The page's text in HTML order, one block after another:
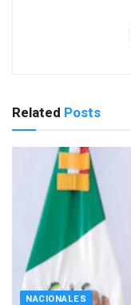
Related Posts
NACIONALES